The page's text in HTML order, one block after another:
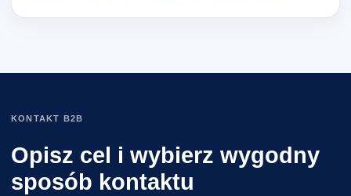
KONTAKT B2B
Opisz cel i wybierz wygodny
sposób kontaktu